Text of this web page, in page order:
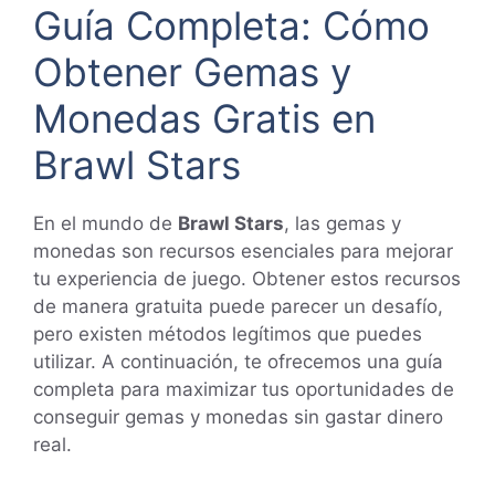
Guía Completa: Cómo
Obtener Gemas y
Monedas Gratis en
Brawl Stars
En el mundo de Brawl Stars, las gemas y
monedas son recursos esenciales para mejorar
tu experiencia de juego. Obtener estos recursos
de manera gratuita puede parecer un desafío,
pero existen métodos legítimos que puedes
utilizar. A continuación, te ofrecemos una guía
completa para maximizar tus oportunidades de
conseguir gemas y monedas sin gastar dinero
real.